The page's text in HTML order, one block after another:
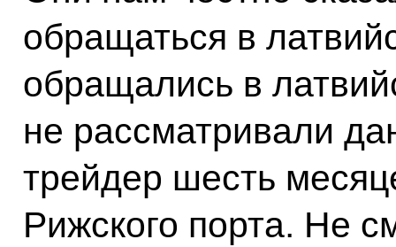
обращаться в
обращались в
не рассматривали
трейдер шесть
Рижского порта. Не